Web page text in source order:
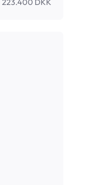
223.400 DKK